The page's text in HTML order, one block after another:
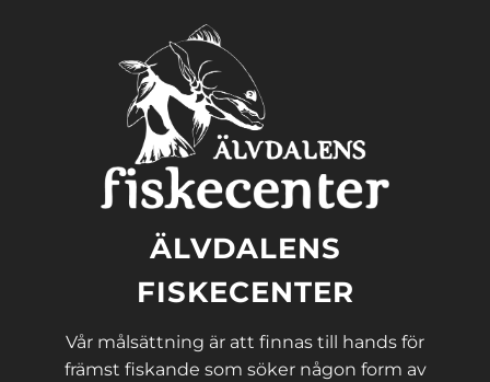
ÄLVDALENS
FISKECENTER
Vår målsättning är att finnas till hands för
främst fiskande som söker någon form av